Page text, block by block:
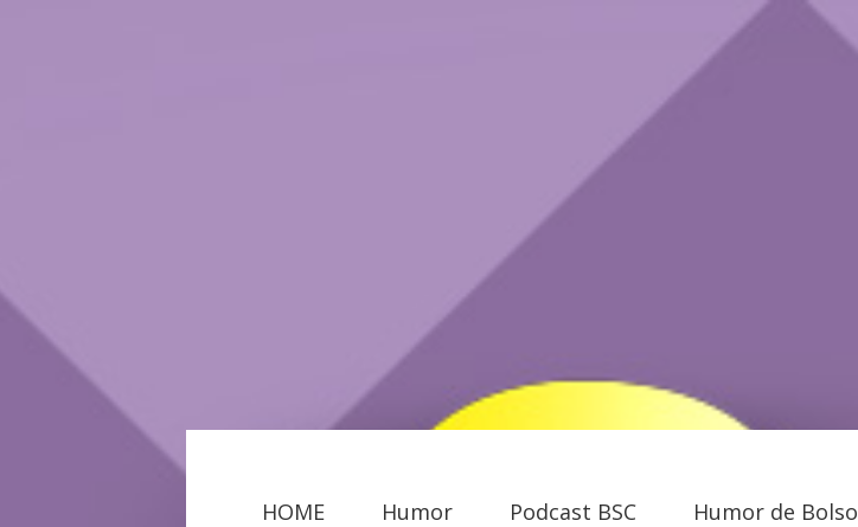
HOME Humor Podcast BSC Humor de Bolso